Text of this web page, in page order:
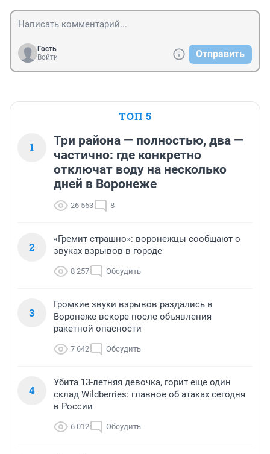
Гость
Войти
Отправить
ТОП 5
1
Три района — полностью, два —
частично: где конкретно
отключат воду на несколько
дней в Воронеже
26 563 8
2
«Гремит страшно»: воронежцы сообщают о
звуках взрывов в городе
8 257 Обсудить
3
Громкие звуки взрывов раздались в
Воронеже вскоре после объявления
ракетной опасности
7 642 Обсудить
4
Убита 13-летняя девочка, горит еще один
склад Wildberries: главное об атаках сегодня
в России
6 012 Обсудить